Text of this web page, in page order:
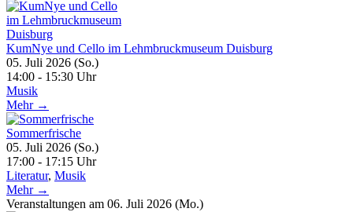
KumNye und Cello im Lehmbruckmuseum Duisburg
05. Juli 2026 (So.)
14:00 - 15:30 Uhr
Musik
Mehr →
Sommerfrische
05. Juli 2026 (So.)
17:00 - 17:15 Uhr
Literatur, Musik
Mehr →
Veranstaltungen am 06. Juli 2026 (Mo.)